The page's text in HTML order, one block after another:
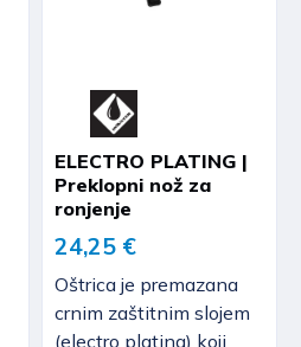
ELECTRO PLATING |
Preklopni nož za
ronjenje
24,25 €
Oštrica je premazana
crnim zaštitnim slojem
(electro plating) koji